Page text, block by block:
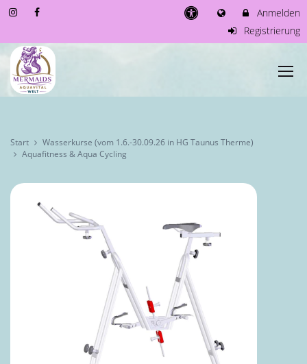
Anmelden
Registrierung
Start
Wasserkurse (vom 1.6.-30.09.26 in HG Taunus Therme)
Aquafitness & Aqua Cycling